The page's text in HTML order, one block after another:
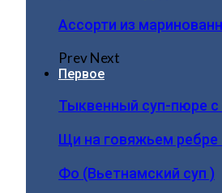
Ассорти из
PrevNext
Первое
Тыквенный суп-пюре с
Щи на говяжьем ребре
Фо (Вьетнамский суп )